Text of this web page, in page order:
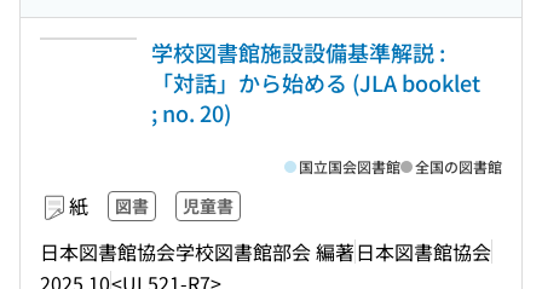
学校図書館施設設備基準解説 :
「対話」から始める (JLA booklet
; no. 20)
紙 図書 児童書
日本図書館協会学校図書館部会 編著日本図書館協会
2025.10<UL521-R7>
国立国会図書館 全国の図書館